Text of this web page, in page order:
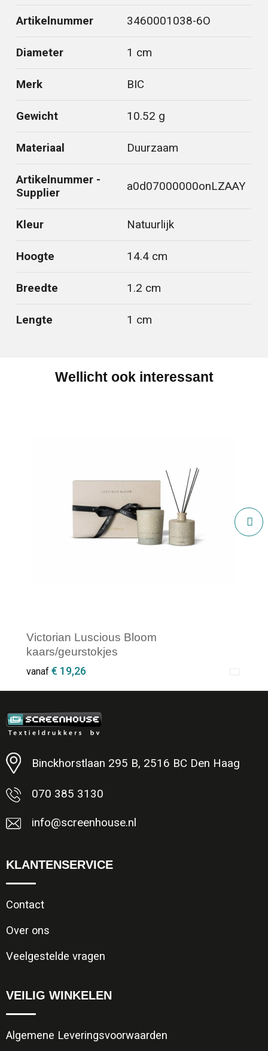
Artikelnummer 3460001038-6O
Diameter 1 cm
Merk BIC
Gewicht 10.52 g
Materiaal Duurzaam
Artikelnummer -
Supplier
a0d07000000onLZAAY
Kleur Natuurlijk
Hoogte 14.4 cm
Breedte 1.2 cm
Lengte 1 cm
Wellicht ook interessant
Victorian Luscious Bloom
kaars/geurstokjes
vanaf € 19,26
Minimale afname: 1
Binckhorstlaan 295 B, 2516 BC Den Haag
070 385 3130
info@screenhouse.nl
KLANTENSERVICE
Contact
Over ons
Veelgestelde vragen
VEILIG WINKELEN
Algemene Leveringsvoorwaarden